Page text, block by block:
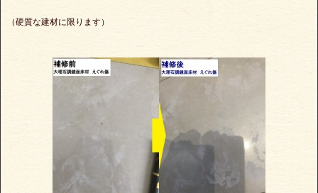
（硬質な建材に限ります）